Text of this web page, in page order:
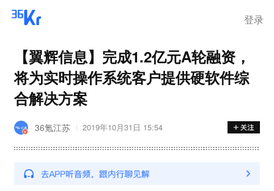
登录
【翼辉信息】完成1.2亿元A轮融资，
将为实时操作系统客户提供硬软件综
合解决方案
36氪江苏 2019年10月31日 15:54